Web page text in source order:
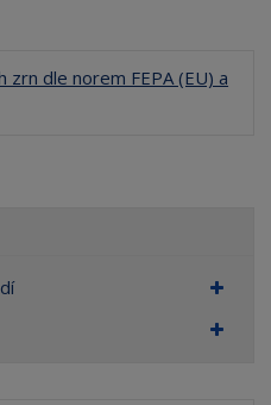
dle norem FEPA (EU) a